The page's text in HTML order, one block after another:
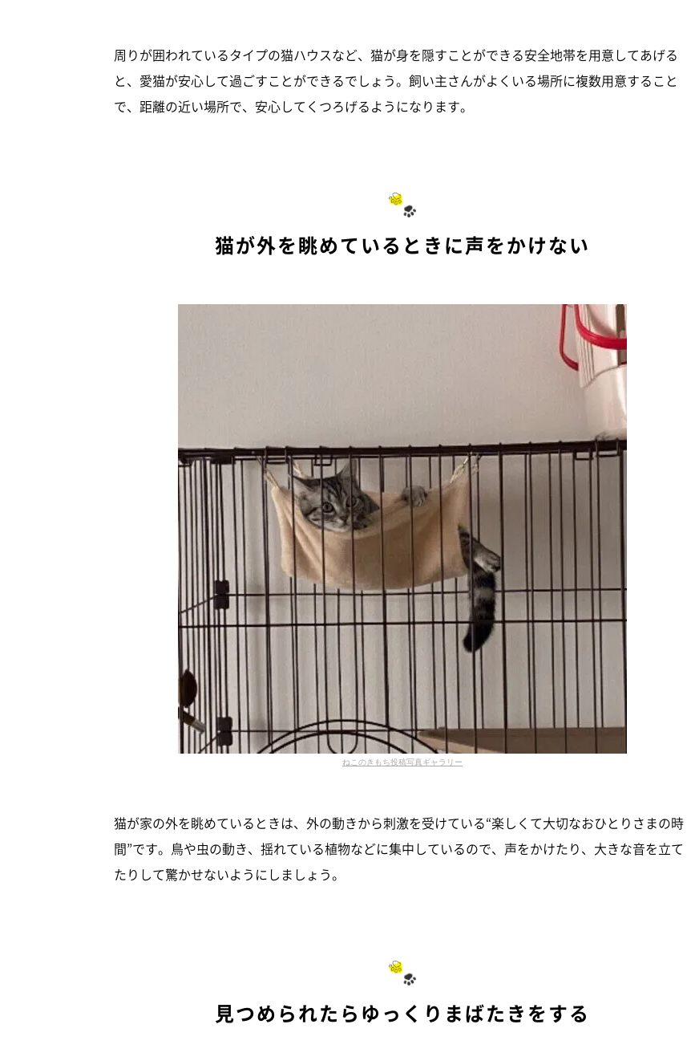
周りが囲われているタイプの猫ハウスなど、猫が身を隠すことができる安全地帯を用意してあげる
と、愛猫が安心して過ごすことができるでしょう。飼い主さんがよくいる場所に複数用意すること
で、距離の近い場所で、安心してくつろげるようになります。
猫が外を眺めているときに声をかけない
ねこのきもち投稿写真ギャラリー
猫が家の外を眺めているときは、外の動きから刺激を受けている“楽しくて大切なおひとりさまの時
間”です。鳥や虫の動き、揺れている植物などに集中しているので、声をかけたり、大きな音を立て
たりして驚かせないようにしましょう。
見つめられたらゆっくりまばたきをする